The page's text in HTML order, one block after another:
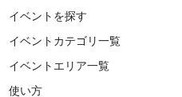
イベントを探す
イベントカテゴリ一覧
イベントエリア一覧
使い方